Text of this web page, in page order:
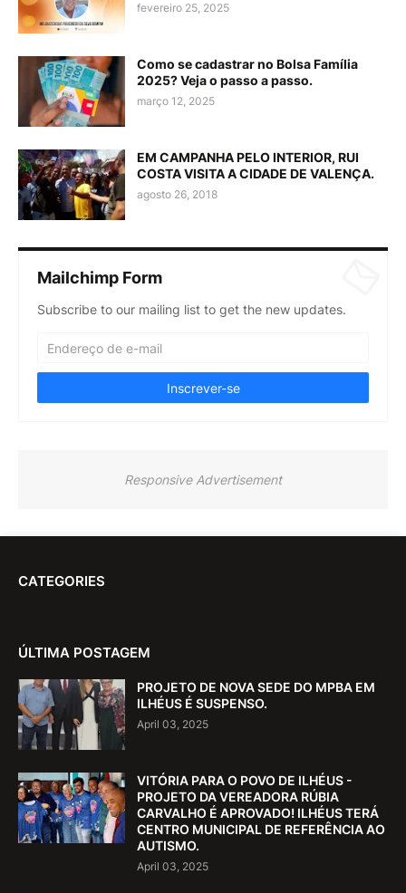
fevereiro 25, 2025
Como se cadastrar no Bolsa Família
2025? Veja o passo a passo.
março 12, 2025
EM CAMPANHA PELO INTERIOR, RUI
COSTA VISITA A CIDADE DE VALENÇA.
agosto 26, 2018
Mailchimp Form
Subscribe to our mailing list to get the new updates.
Responsive Advertisement
CATEGORIES
ÚLTIMA POSTAGEM
PROJETO DE NOVA SEDE DO MPBA EM
ILHÉUS É SUSPENSO.
April 03, 2025
VITÓRIA PARA O POVO DE ILHÉUS -
PROJETO DA VEREADORA RÚBIA
CARVALHO É APROVADO! ILHÉUS TERÁ
CENTRO MUNICIPAL DE REFERÊNCIA AO
AUTISMO.
April 03, 2025